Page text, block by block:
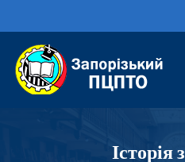
Історія